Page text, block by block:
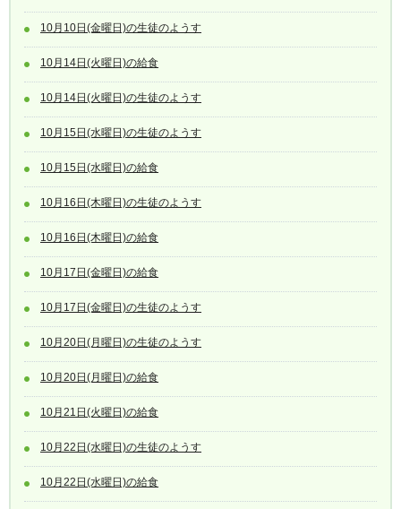
10月10日(金曜日)の生徒のようす
10月14日(火曜日)の給食
10月14日(火曜日)の生徒のようす
10月15日(水曜日)の生徒のようす
10月15日(水曜日)の給食
10月16日(木曜日)の生徒のようす
10月16日(木曜日)の給食
10月17日(金曜日)の給食
10月17日(金曜日)の生徒のようす
10月20日(月曜日)の生徒のようす
10月20日(月曜日)の給食
10月21日(火曜日)の給食
10月22日(水曜日)の生徒のようす
10月22日(水曜日)の給食